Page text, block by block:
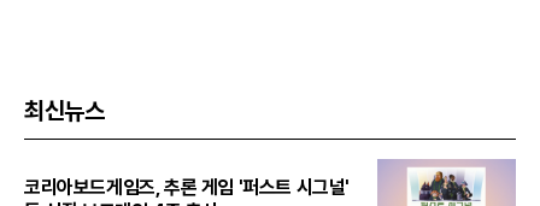
최신뉴스
코리아보드게임즈, 추론 게임 '퍼스트 시그널'